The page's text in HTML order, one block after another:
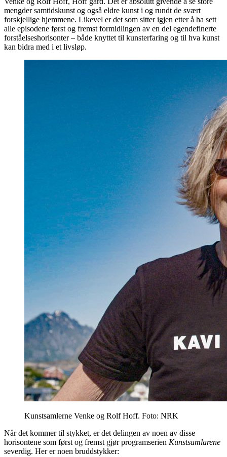
mengder samtidskunst og også eldre kunst i og rundt de svært
forskjellige hjemmene. Likevel er det som sitter igjen etter å ha sett
alle episodene først og fremst formidlingen av en del egendefinerte
forståelseshorisonter – både knyttet til kunsterfaring og til hva kunst
kan bidra med i et livsløp.
Kunstsamlerne Venke og Rolf Hoff. Foto: NRK
Når det kommer til stykket, er det delingen av noen av disse
horisontene som først og fremst gjør programserien Kunstsamlarene
severdig. Her er noen bruddstykker: